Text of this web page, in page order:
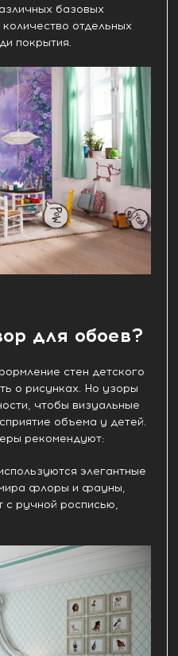
базовых
отдельных
покрытия.
для обоев?
стен детского
о рисунках. Но узоры
чтобы визуальные
объема у детей.
рекомендуют:
элегантные
флоры и фауны,
с ручной росписью,